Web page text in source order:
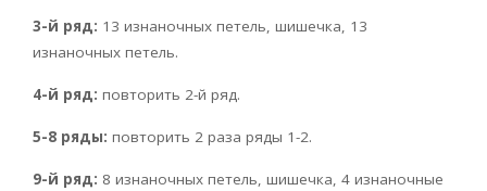
3-й ряд: 13 изнаночных петель, шишечка, 13
изнаночных петель.
4-й ряд: повторить 2-й ряд.
5-8 ряды: повторить 2 раза ряды 1-2.
9-й ряд: 8 изнаночных петель, шишечка, 4 изнаночные